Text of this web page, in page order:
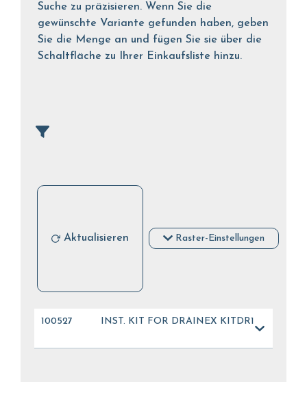
Suche zu präzisieren. Wenn Sie die
gewünschte Variante gefunden haben, geben
Sie die Menge an und fügen Sie sie über die
Schaltfläche zu Ihrer Einkaufsliste hinzu.
Aktualisieren Raster-Einstellungen
100527 INST. KIT FOR DRAINEX KITDR1